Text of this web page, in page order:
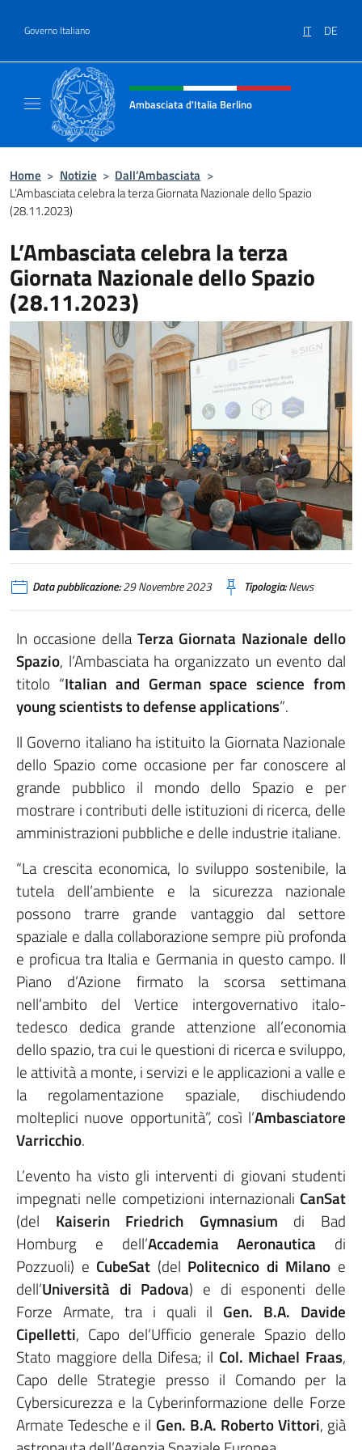
Governo Italiano IT DE
Intestazione sito, social e menù
Ambasciata d'Italia Berlino
Home > Notizie > Dall’Ambasciata >
L’Ambasciata celebra la terza Giornata Nazionale dello Spazio
(28.11.2023)
L’Ambasciata celebra la terza
Giornata Nazionale dello Spazio
(28.11.2023)
Data pubblicazione:29 Novembre 2023 Tipologia:News
In occasione della Terza Giornata Nazionale dello
Spazio, l’Ambasciata ha organizzato un evento dal
titolo “Italian and German space science from
young scientists to defense applications”.
Il Governo italiano ha istituito la Giornata Nazionale
dello Spazio come occasione per far conoscere al
grande pubblico il mondo dello Spazio e per
mostrare i contributi delle istituzioni di ricerca, delle
amministrazioni pubbliche e delle industrie italiane.
“La crescita economica, lo sviluppo sostenibile, la
tutela dell’ambiente e la sicurezza nazionale
possono trarre grande vantaggio dal settore
spaziale e dalla collaborazione sempre più profonda
e proficua tra Italia e Germania in questo campo. Il
Piano d’Azione firmato la scorsa settimana
nell’ambito del Vertice intergovernativo italo-
tedesco dedica grande attenzione all’economia
dello spazio, tra cui le questioni di ricerca e sviluppo,
le attività a monte, i servizi e le applicazioni a valle e
la regolamentazione spaziale, dischiudendo
molteplici nuove opportunità”, così l’Ambasciatore
Varricchio.
L’evento ha visto gli interventi di giovani studenti
impegnati nelle competizioni internazionali CanSat
(del Kaiserin Friedrich Gymnasium di Bad
Homburg e dell’Accademia Aeronautica di
Pozzuoli) e CubeSat (del Politecnico di Milano e
dell’Università di Padova) e di esponenti delle
Forze Armate, tra i quali il Gen. B.A. Davide
Cipelletti, Capo del’Ufficio generale Spazio dello
Stato maggiore della Difesa; il Col. Michael Fraas,
Capo delle Strategie presso il Comando per la
Cybersicurezza e la Cyberinformazione delle Forze
Armate Tedesche e il Gen. B.A. Roberto Vittori, già